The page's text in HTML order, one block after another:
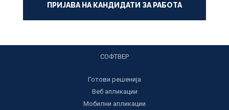
ПРИЈАВА НА КАНДИДАТИ ЗА РАБОТА
СОФТВЕР
Готови решенија
Веб апликации
Мобилни апликации